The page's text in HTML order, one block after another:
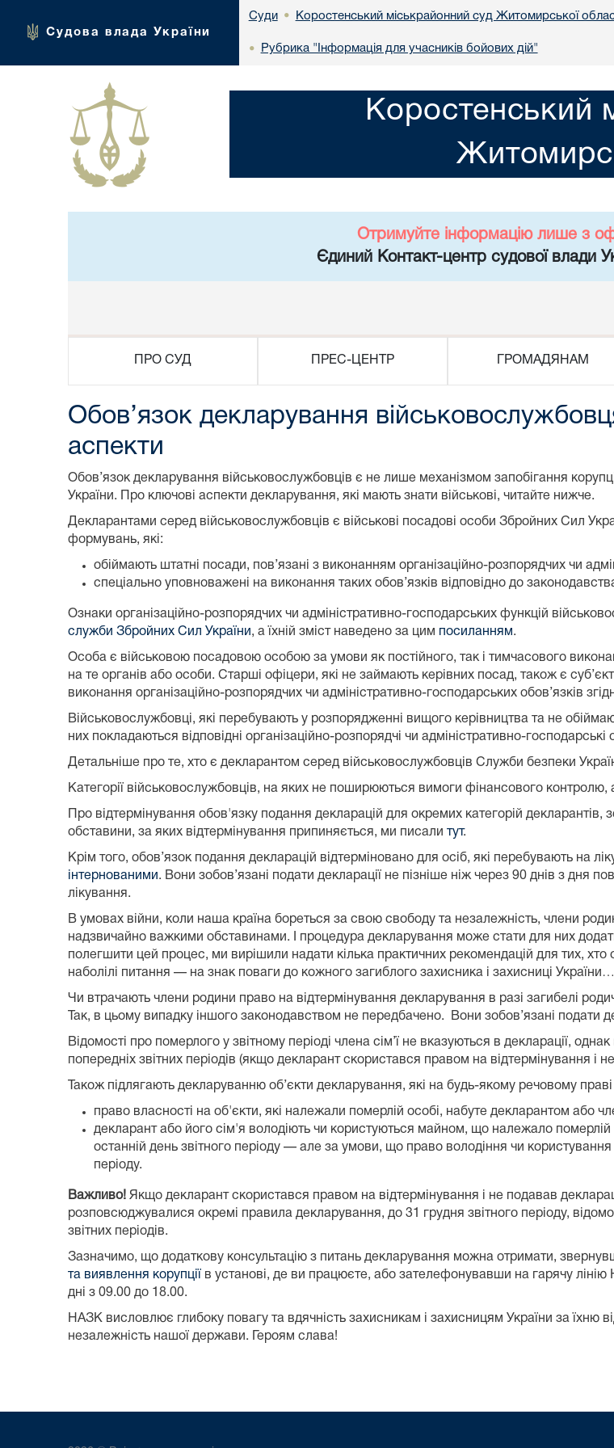
Судова влада України
Суди • Коростенський міськрайонний суд Житомирської
• Рубрика "Інформація для учасників бойових дій"
Коростенський
Отримуйте інформацію лише з
Єдиний Контакт-центр судової влади
ПРО СУД ПРЕС-ЦЕНТР ГРОМАДЯНАМ
Обов’язок декларування
аспекти
Обов’язок декларування військовослужбовців є не лише механізмом запобігання
України. Про ключові аспекти декларування, які мають знати військові, читайте нижче.
Декларантами серед військовослужбовців є військові посадові особи Збройних Сил
формувань, які:
обіймають штатні посади, пов’язані з виконанням організаційно-розпорядчих чи
спеціально уповноважені на виконання таких обов’язків відповідно до
Ознаки організаційно-розпорядчих чи адміністративно-господарських функцій
служби Збройних Сил України, а їхній зміст наведено за цим посиланням.
Особа є військовою посадовою особою за умови як постійного, так і тимчасового
на те органів або особи. Старші офіцери, які не займають керівних посад, також є
виконання організаційно-розпорядчих чи адміністративно-господарських обов’язків
Військовослужбовці, які перебувають у розпорядженні вищого керівництва та не
них покладаються відповідні організаційно-розпорядчі чи адміністративно-господарські
Детальніше про те, хто є декларантом серед військовослужбовців Служби безпеки
Категорії військовослужбовців, на яких не поширюються вимоги фінансового
Про відтермінування обов'язку подання декларацій для окремих категорій декларантів,
обставини, за яких відтермінування припиняється, ми писали тут.
Крім того, обов’язок подання декларацій відтерміновано для осіб, які перебувають на
інтернованими. Вони зобов’язані подати декларації не пізніше ніж через 90 днів з дня
лікування.
В умовах війни, коли наша країна бореться за свою свободу та незалежність, члени
надзвичайно важкими обставинами. І процедура декларування може стати для них
полегшити цей процес, ми вирішили надати кілька практичних рекомендацій для тих, хто
наболілі питання — на знак поваги до кожного загиблого захисника і захисниці України…
Чи втрачають члени родини право на відтермінування декларування в разі загибелі
Так, в цьому випадку іншого законодавством не передбачено. Вони зобов’язані подати
Відомості про померлого у звітному періоді члена сім’ї не вказуються в декларації,
попередніх звітних періодів (якщо декларант скористався правом на відтермінування і
Також підлягають декларуванню об’єкти декларування, які на будь-якому речовому
право власності на об'єкти, які належали померлій особі, набуте декларантом або
декларант або його сім'я володіють чи користуються майном, що належало померлій
останній день звітного періоду — але за умови, що право володіння чи
періоду.
Важливо! Якщо декларант скористався правом на відтермінування і не подавав
розповсюджувалися окремі правила декларування, до 31 грудня звітного періоду,
звітних періодів.
Зазначимо, що додаткову консультацію з питань декларування можна отримати,
та виявлення корупції в установі, де ви працюєте, або зателефонувавши на гарячу
дні з 09.00 до 18.00.
НАЗК висловлює глибоку повагу та вдячність захисникам і захисницям України за їхню
незалежність нашої держави. Героям слава!